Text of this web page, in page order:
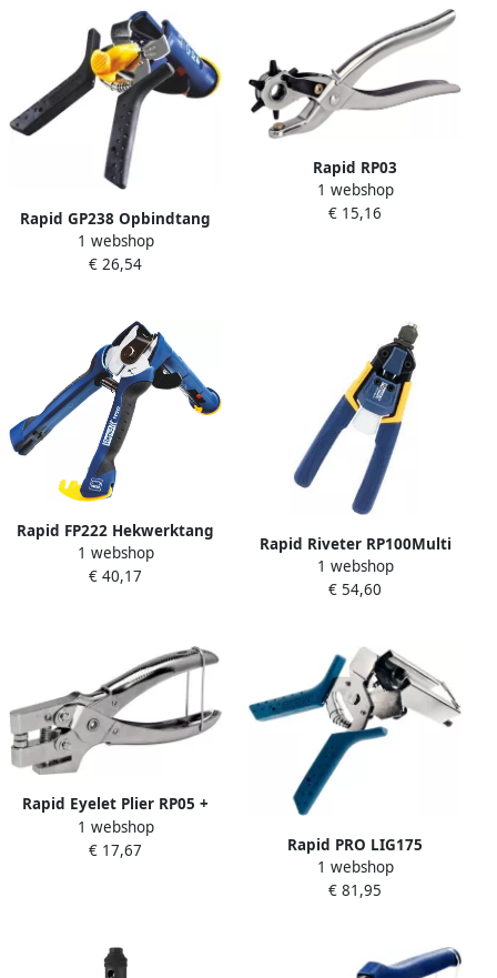
Rapid GP238 Opbindtang
24311200
1 webshop
€ 26,54
Rapid RP03
Revolverponstang 5000408
1 webshop
€ 15,16
Rapid FP222 Hekwerktang
23468100
1 webshop
€ 40,17
Rapid Riveter RP100Multi
HD PressLess Box 5001721
1 webshop
€ 54,60
Rapid Eyelet Plier RP05 +
100 Eyelets Box 5001723
1 webshop
€ 17,67
Rapid PRO LIG175
Opbindtang 40107754
1 webshop
€ 81,95